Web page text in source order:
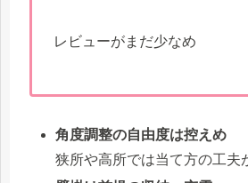
レビューがまだ少なめ
角度調整の自由度は控えめ
狭所や高所では当て方の工夫